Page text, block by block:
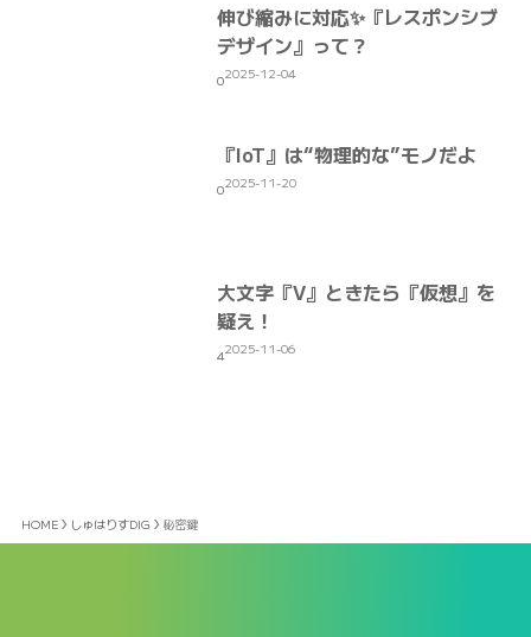
伸び縮みに対応✨『レスポンシブ
デザイン』って？
02025-12-04
『IoT』は“物理的な”モノだよ
02025-11-20
大文字『V』ときたら『仮想』を
疑え！
42025-11-06
HOME しゅはりすDIG 秘密鍵